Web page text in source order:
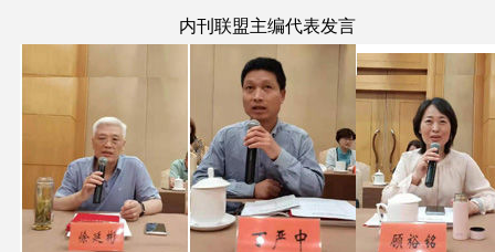
内刊联盟主编代表发言